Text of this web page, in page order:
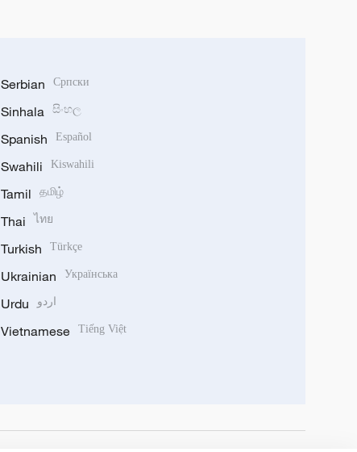
Serbian Српски
Sinhala සිංහල
Spanish Español
Swahili Kiswahili
Tamil தமிழ்
Thai ไทย
Turkish Türkçe
Ukrainian Українська
Urdu اردو
Vietnamese Tiếng Việt